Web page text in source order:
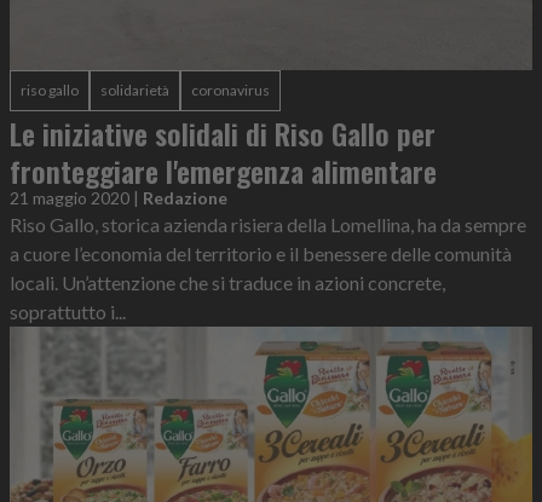
riso gallo solidarietà coronavirus
Le iniziative solidali di Riso Gallo per
fronteggiare l'emergenza alimentare
21 maggio 2020 | Redazione
Riso Gallo, storica azienda risiera della Lomellina, ha da sempre
a cuore l’economia del territorio e il benessere delle comunità
locali. Un’attenzione che si traduce in azioni concrete,
soprattutto i...